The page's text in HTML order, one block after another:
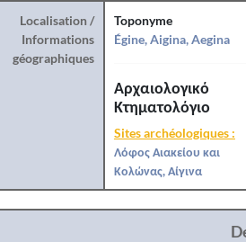
Localisation /
Informations
géographiques
Toponyme
Égine, Aigina, Aegina
Αρχαιολογικό
Κτηματολόγιο
Sites archéologiques :
Λόφος Αιακείου και
Κολώνας, Αίγινα